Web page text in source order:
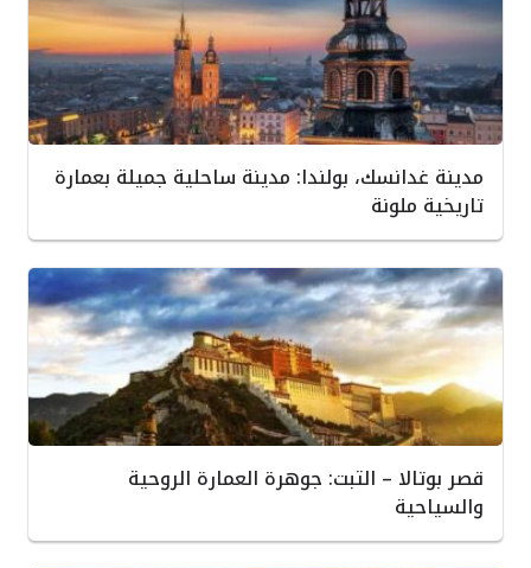
مدينة غدانسك، بولندا: مدينة ساحلية جميلة بعمارة
تاريخية ملونة
قصر بوتالا – التبت: جوهرة العمارة الروحية
والسياحية